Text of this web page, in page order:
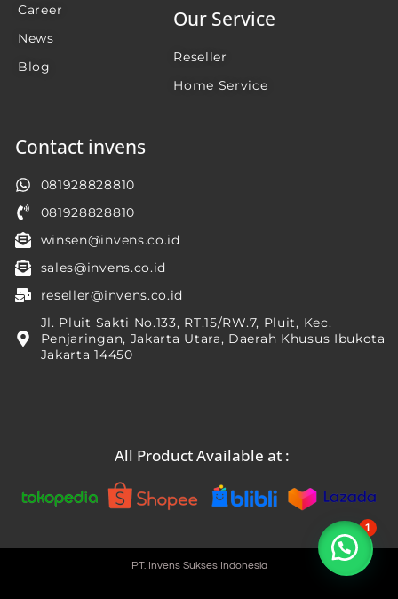
Career
News
Blog
Our Service
Reseller
Home Service
Contact invens
081928828810
081928828810
winsen@invens.co.id
sales@invens.co.id
reseller@invens.co.id
Jl. Pluit Sakti No.133, RT.15/RW.7, Pluit, Kec.
Penjaringan, Jakarta Utara, Daerah Khusus Ibukota
Jakarta 14450
All Product Available at :
PT. Invens Sukses Indonesia
1